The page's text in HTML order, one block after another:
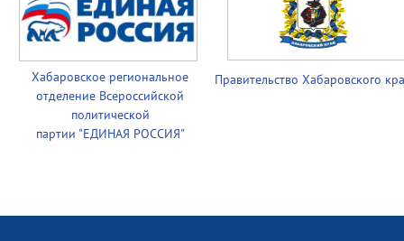
Хабаровское региональное
отделение Всероссийской
политической
партии "ЕДИНАЯ РОССИЯ"
Правительство Хабаровского